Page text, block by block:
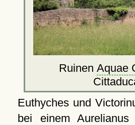
Ruinen Aquae
Euthyches und
bei einem Aurelianus